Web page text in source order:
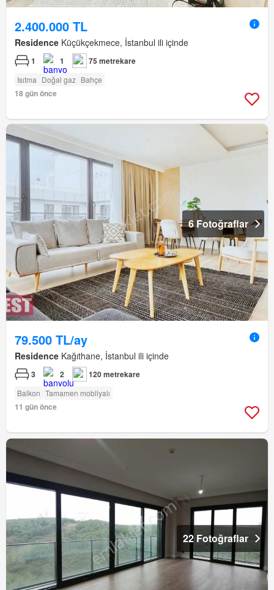
2.400.000 TL
Residence Küçükçekmece, İstanbul ili içinde
1 1 75 metrekare
Isıtma Doğal gaz Bahçe
18 gün önce
6 Fotoğraflar
79.500 TL/ay
Residence Kağıthane, İstanbul ili içinde
3 2 120 metrekare
Balkon Tamamen mobilyalı
11 gün önce
22 Fotoğraflar